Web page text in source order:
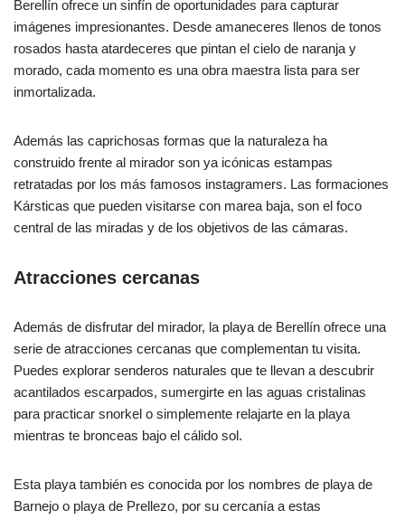
Berellín ofrece un sinfín de oportunidades para capturar
imágenes impresionantes. Desde amaneceres llenos de tonos
rosados ​​hasta atardeceres que pintan el cielo de naranja y
morado, cada momento es una obra maestra lista para ser
inmortalizada.
Además las caprichosas formas que la naturaleza ha
construido frente al mirador son ya icónicas estampas
retratadas por los más famosos instagramers. Las formaciones
Kársticas que pueden visitarse con marea baja, son el foco
central de las miradas y de los objetivos de las cámaras.
Atracciones cercanas
Además de disfrutar del mirador, la playa de Berellín ofrece una
serie de atracciones cercanas que complementan tu visita.
Puedes explorar senderos naturales que te llevan a descubrir
acantilados escarpados, sumergirte en las aguas cristalinas
para practicar snorkel o simplemente relajarte en la playa
mientras te bronceas bajo el cálido sol.
Esta playa también es conocida por los nombres de playa de
Barnejo o playa de Prellezo, por su cercanía a estas